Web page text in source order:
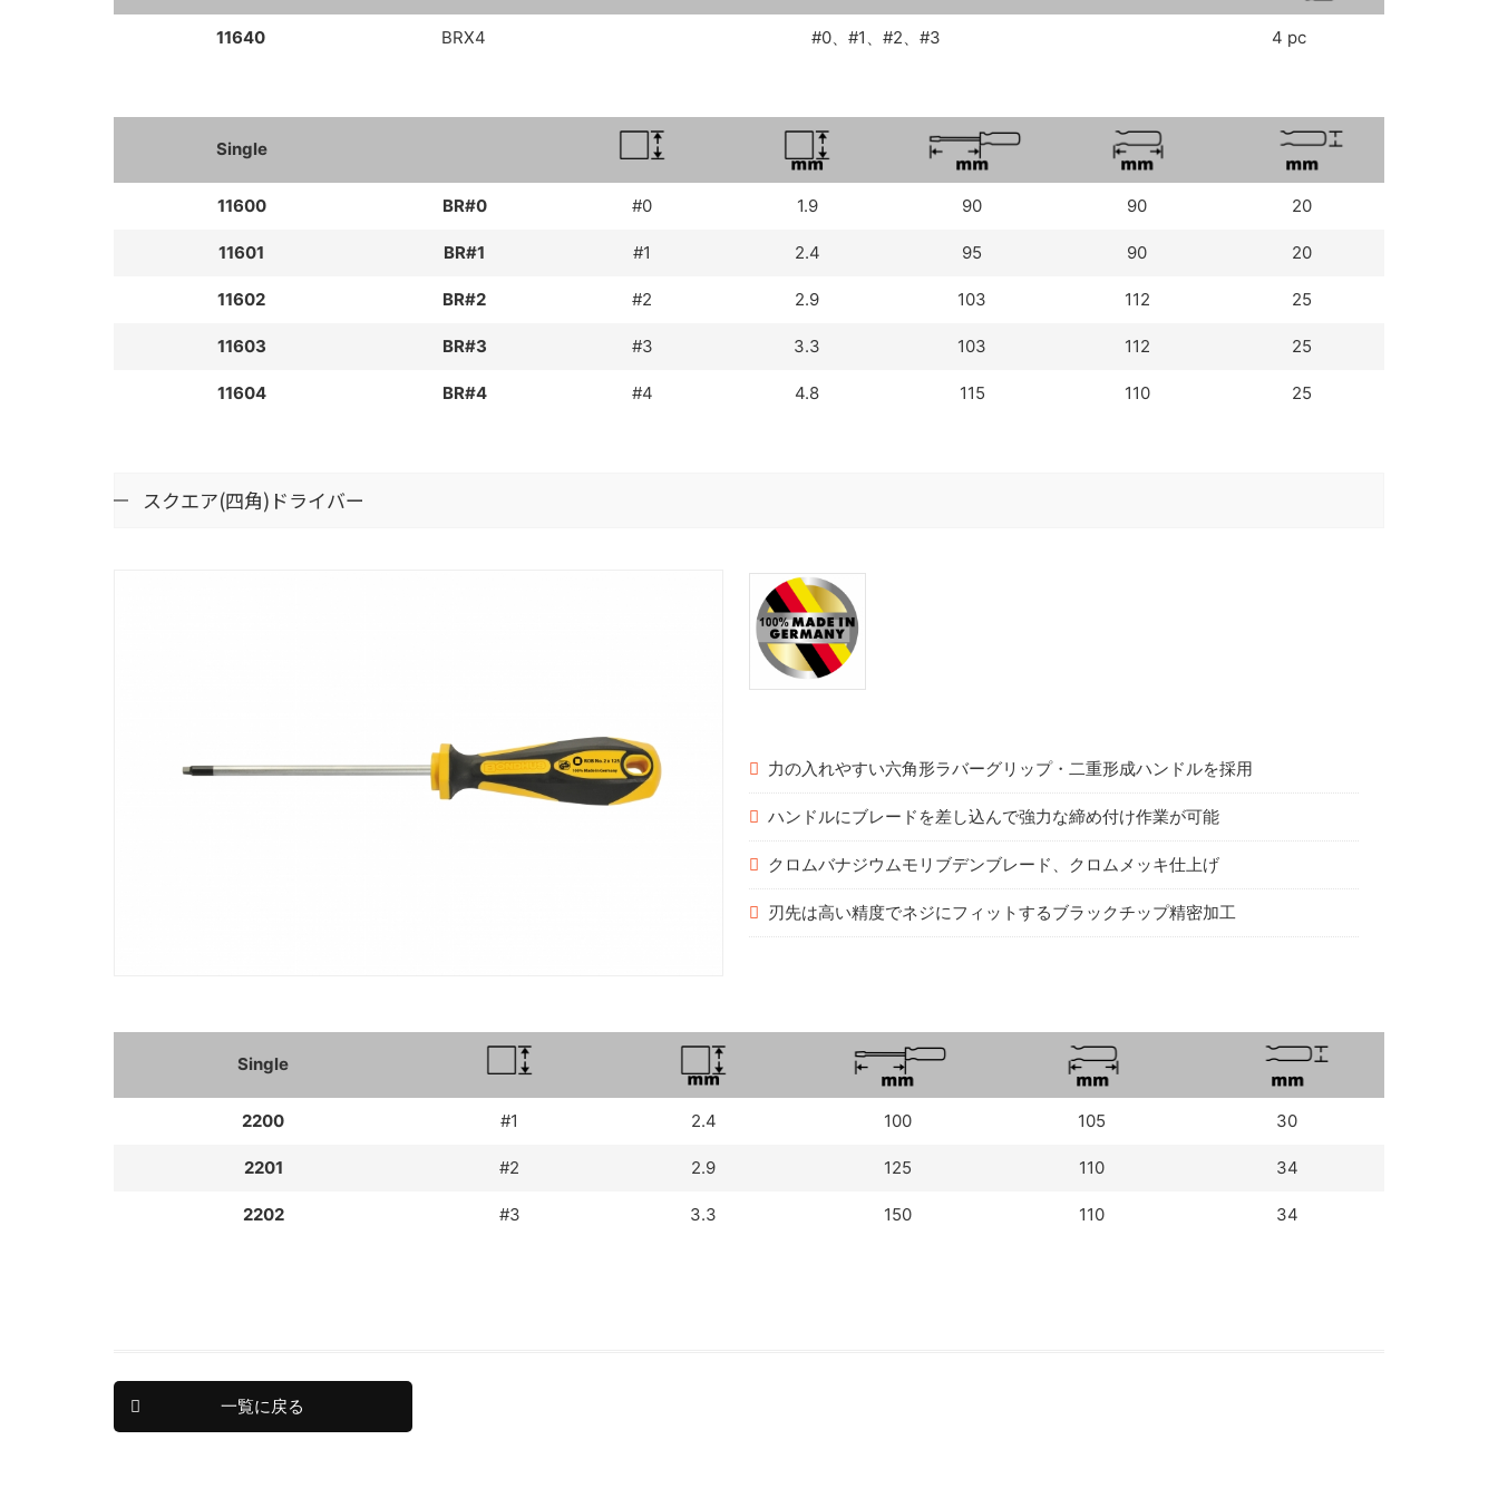
11640 BRX4 #0、#1、#2、#3 4 pc
Single
11600 BR#0 #0 1.9 90 90 20
11601 BR#1 #1 2.4 95 90 20
11602 BR#2 #2 2.9 103 112 25
11603 BR#3 #3 3.3 103 112 25
11604 BR#4 #4 4.8 115 110 25
スクエア(四角)ドライバー
力の入れやすい六角形ラバーグリップ・二重形成ハンドルを採用
ハンドルにブレードを差し込んで強力な締め付け作業が可能
クロムバナジウムモリブデンブレード、クロムメッキ仕上げ
刃先は高い精度でネジにフィットするブラックチップ精密加工
Single
2200 #1 2.4 100 105 30
2201 #2 2.9 125 110 34
2202 #3 3.3 150 110 34
一覧に戻る